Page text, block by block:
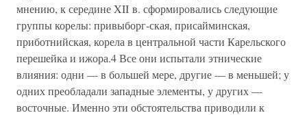
мнению, к середине XII в. сформировались следующие
группы корелы: привыборг-ская, присайминская,
приботнийская, корела в центральной части Карельского
перешейка и ижора.4 Все они испытали этнические
влияния: одни — в большей мере, другие — в меньшей; у
одних преобладали западные элементы, у других —
восточные. Именно эти обстоятельства приводили к